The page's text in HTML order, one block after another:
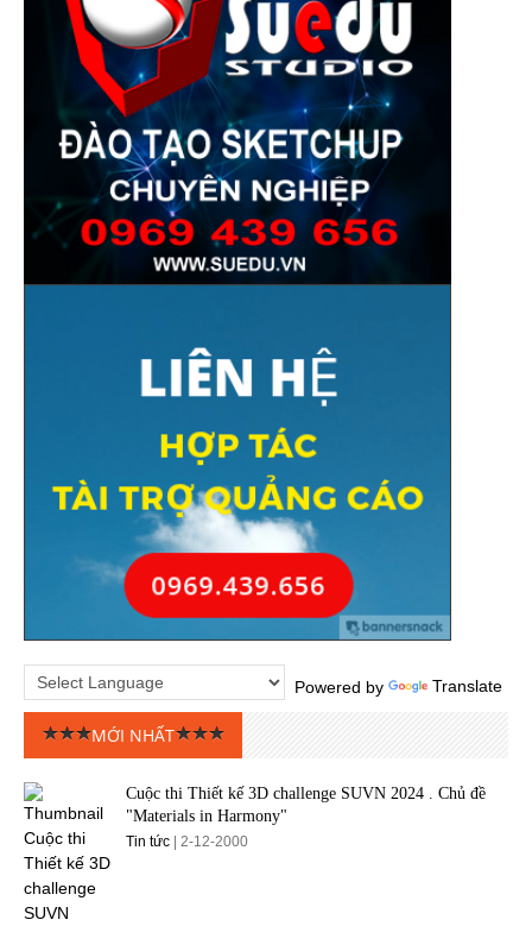
Powered by Translate
MỚI NHẤT
Cuộc thi Thiết kế 3D challenge SUVN 2024 . Chủ đề
"Materials in Harmony"
Tin tức| 2-12-2000